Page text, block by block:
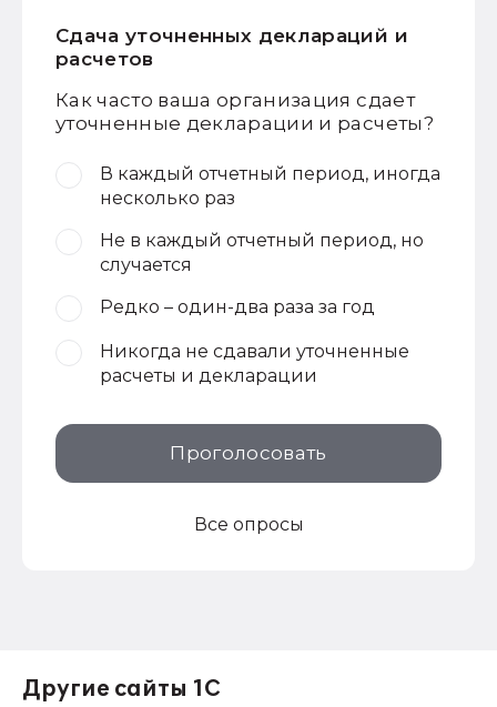
Сдача уточненных деклараций и
расчетов
Как часто ваша организация сдает
уточненные декларации и расчеты?
В каждый отчетный период, иногда
несколько раз
Не в каждый отчетный период, но
случается
Редко – один-два раза за год
Никогда не сдавали уточненные
расчеты и декларации
Проголосовать
Все опросы
Другие сайты 1С